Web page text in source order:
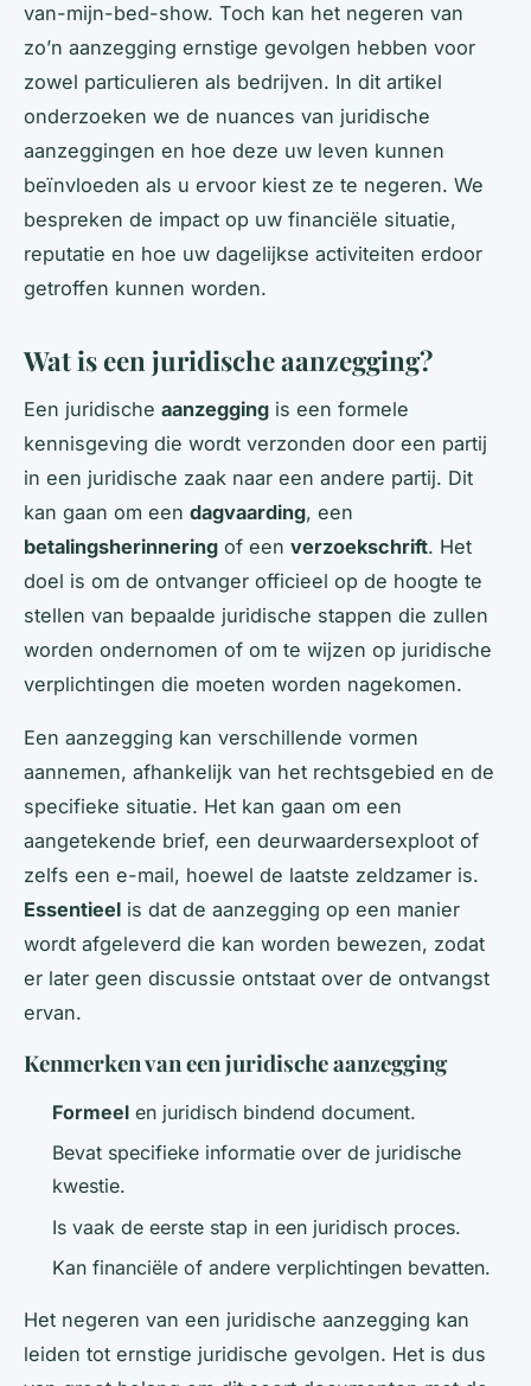
van-mijn-bed-show. Toch kan het negeren van
zo’n aanzegging ernstige gevolgen hebben voor
zowel particulieren als bedrijven. In dit artikel
onderzoeken we de nuances van juridische
aanzeggingen en hoe deze uw leven kunnen
beïnvloeden als u ervoor kiest ze te negeren. We
bespreken de impact op uw financiële situatie,
reputatie en hoe uw dagelijkse activiteiten erdoor
getroffen kunnen worden.
Wat is een juridische aanzegging?
Een juridische aanzegging is een formele
kennisgeving die wordt verzonden door een partij
in een juridische zaak naar een andere partij. Dit
kan gaan om een dagvaarding, een
betalingsherinnering of een verzoekschrift. Het
doel is om de ontvanger officieel op de hoogte te
stellen van bepaalde juridische stappen die zullen
worden ondernomen of om te wijzen op juridische
verplichtingen die moeten worden nagekomen.
Een aanzegging kan verschillende vormen
aannemen, afhankelijk van het rechtsgebied en de
specifieke situatie. Het kan gaan om een
aangetekende brief, een deurwaardersexploot of
zelfs een e-mail, hoewel de laatste zeldzamer is.
Essentieel is dat de aanzegging op een manier
wordt afgeleverd die kan worden bewezen, zodat
er later geen discussie ontstaat over de ontvangst
ervan.
Kenmerken van een juridische aanzegging
Formeel en juridisch bindend document.
Bevat specifieke informatie over de juridische
kwestie.
Is vaak de eerste stap in een juridisch proces.
Kan financiële of andere verplichtingen bevatten.
Het negeren van een juridische aanzegging kan
leiden tot ernstige juridische gevolgen. Het is dus